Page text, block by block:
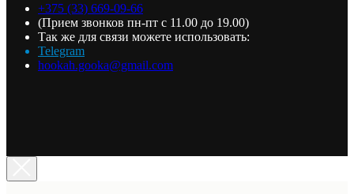
+375 (33) 669-09-66
(Прием звонков пн-пт с 11.00 до 19.00)
Так же для связи можете использовать:
Telegram
hookah.gooka@gmail.com